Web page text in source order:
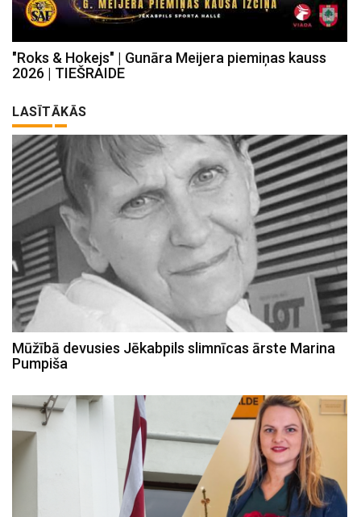
"Roks & Hokejs" | Gunāra Meijera piemiņas kauss
2026 | TIEŠRAIDE
LASĪTĀKĀS
Mūžībā devusies Jēkabpils slimnīcas ārste Marina
Pumpiša